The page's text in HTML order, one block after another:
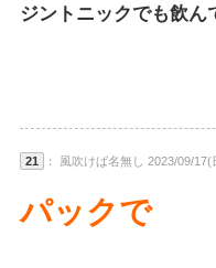
ジントニックでも飲ん
21 ： 風吹けば名無し 2023/09/
パックで